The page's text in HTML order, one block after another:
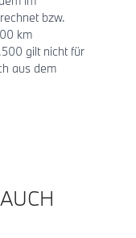
bzw.
km
gilt nicht für
aus dem